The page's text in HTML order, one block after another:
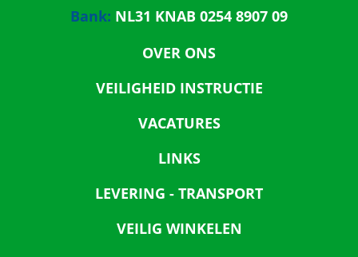
Bank: NL31 KNAB 0254 8907 09
OVER ONS
VEILIGHEID INSTRUCTIE
VACATURES
LINKS
LEVERING - TRANSPORT
VEILIG WINKELEN